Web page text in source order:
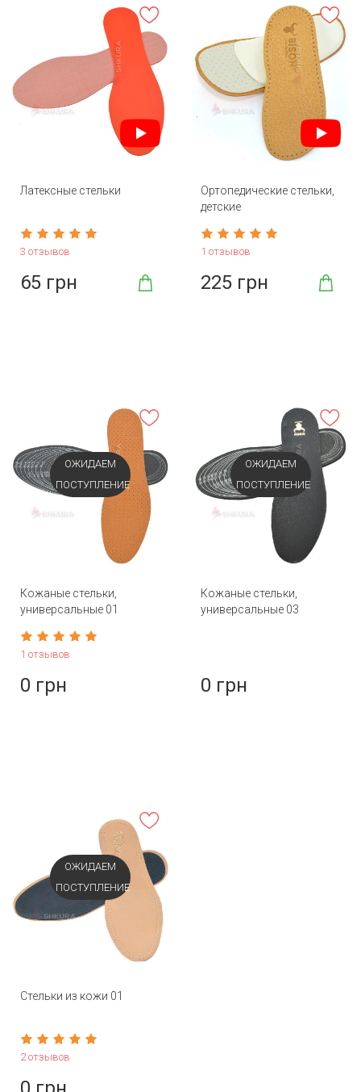
Латексные стельки
3 отзывов
65 грн
Ортопедические стельки,
детские
1 отзывов
225 грн
ОЖИДАЕМ
ПОСТУПЛЕНИЕ
Кожаные стельки,
универсальные 01
1 отзывов
0 грн
ОЖИДАЕМ
ПОСТУПЛЕНИЕ
Кожаные стельки,
универсальные 03
0 грн
ОЖИДАЕМ
ПОСТУПЛЕНИЕ
Стельки из кожи 01
2 отзывов